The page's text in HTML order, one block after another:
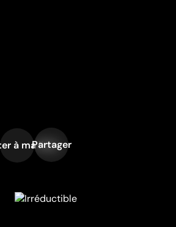
à ma liste
Partager